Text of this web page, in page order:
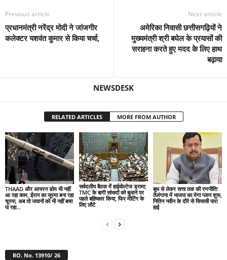
Previous article
प्रधानमंत्री नरेंद्र मोदी ने जांजगीर
कलेक्टर यशवंत कुमार से किया चर्चा,
Next article
अमेरिका निवासी छत्तीसगढ़ियों ने
मुख्यमंत्री श्री बघेल के प्रयासों की
सराहना करते हुए मदद के लिए हाथ
बढ़ाया
NEWSDESK
RELATED ARTICLES MORE FROM AUTHOR
THAAD और आयरन डोम भी नहीं
आ रहा काम, ईरान का सूरमा बना रहा
चूरमा, अब तो जवानों को भी नहीं बचा
पा रहा...
सर्वदलीय बैठक में हाईवोल्टेज ड्रामा;
TMC के बागी सांसदों को बुलाने पर
पहले बहिष्कार किया, फिर मीटिंग के
लिए लौटे
बूथ से लेकर सत्ता तक की रणनीति!
तेलंगाना में भाजपा का मेगा प्लान शुरू,
नितिन नवीन के दौरे से सियासी पारा
हाई
RO. No. 13910/ 26